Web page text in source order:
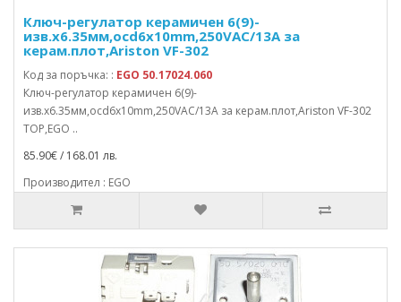
Ключ-регулатор керамичен 6(9)-
изв.x6.35мм,осd6x10mm,250VAC/13A за
керам.плот,Ariston VF-302
Код за поръчка: : EGO 50.17024.060
Ключ-регулатор керамичен 6(9)-
изв.x6.35мм,осd6x10mm,250VAC/13A за керам.плот,Ariston VF-302
TOP,EGO ..
85.90€ / 168.01 лв.
Производител : EGO